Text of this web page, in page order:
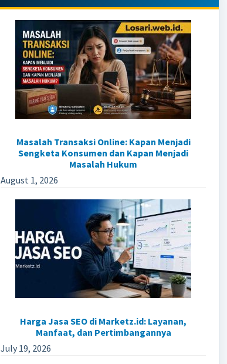
Masalah Transaksi Online: Kapan Menjadi
Sengketa Konsumen dan Kapan Menjadi
Masalah Hukum
August 1, 2026
Harga Jasa SEO di Marketz.id: Layanan,
Manfaat, dan Pertimbangannya
July 19, 2026